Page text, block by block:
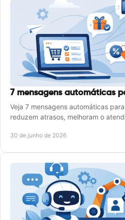
7 mensagens automáticas
Veja 7 mensagens automáticas
reduzem atrasos, melhoram o
30 de junho de 2026